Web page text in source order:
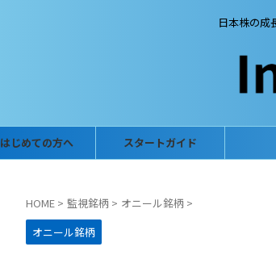
日本株の成
はじめての方へ スタートガイド
HOME > 監視銘柄 > オニール銘柄 >
オニール銘柄